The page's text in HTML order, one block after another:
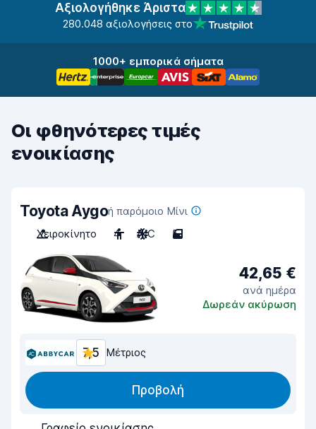
Αξιολογήθηκε Άριστα
280.048 αξιολογήσεις στο
1000+ εμπορικά σήματα
Οι φθηνότερες τιμές
ενοικίασης
Toyota Aygoή παρόμοιο Μίνι
Χειροκίνητο
4 A/C 5
42,65 €
ανά ημέρα
Δωρεάν ακύρωση
7,5 Μέτριος
Προβολή